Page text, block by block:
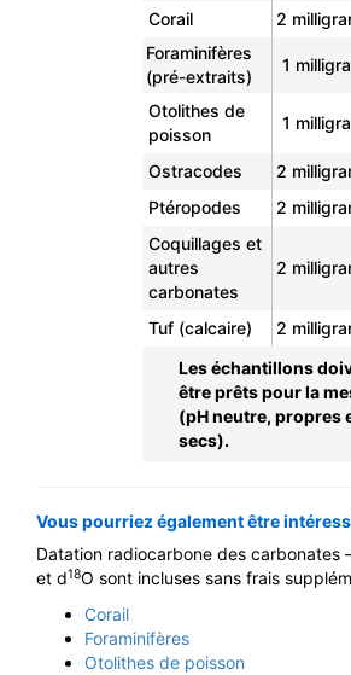
Corail
2
Foraminifères
(pré-extraits)
1
Otolithes de
poisson
1
Ostracodes
2
Ptéropodes
2
Coquillages et
autres
carbonates
2
Tuf (calcaire)
2
Les échantillons
être prêts pour la
(pH neutre, propres
secs).
Vous pourriez également être
Datation radiocarbone des carbonates
et d18O sont incluses sans frais
Corail
Foraminifères
Otolithes de poisson